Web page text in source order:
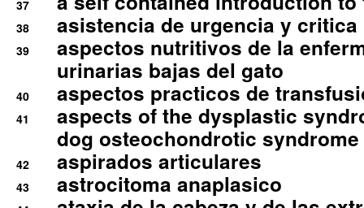
37
38 asistencia de urgencia y
39
aspectos nutritivos de la
urinarias bajas del gato
40 aspectos practicos de
41
aspects of the dysplastic
dog osteochondrotic syndrome
42 aspirados articulares
43 astrocitoma anaplasico